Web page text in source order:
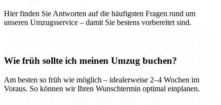
Hier finden Sie Antworten auf die häufigsten Fragen rund um
unseren Umzugsservice – damit Sie bestens vorbereitet sind.
Wie früh sollte ich meinen Umzug buchen?
Am besten so früh wie möglich – idealerweise 2–4 Wochen im
Voraus. So können wir Ihren Wunschtermin optimal einplanen.